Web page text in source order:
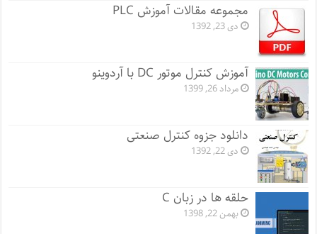
مجموعه مقالات آموزش PLC
دی 23, 1392
آموزش کنترل موتور DC با آردوینو
مرداد 26, 1399
دانلود جزوه کنترل صنعتی
دی 22, 1392
حلقه ها در زبان C
بهمن 22, 1398